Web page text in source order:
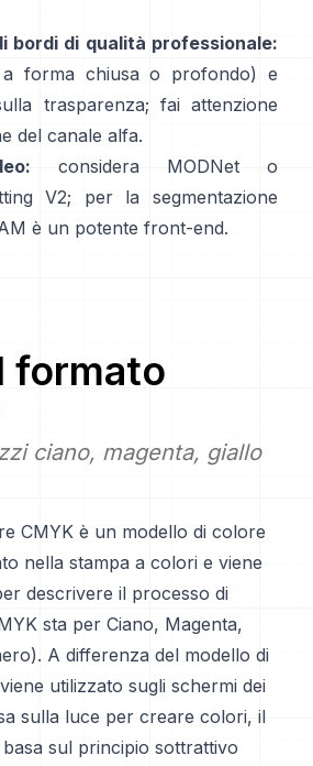
bordi di qualità professionale:
a forma chiusa o profondo) e
trasparenza; fai attenzione
del canale alfa.
considera MODNet o
V2; per la segmentazione
è un potente front-end.
formato
ciano, magenta, giallo
CMYK è un modello di colore
nella stampa a colori e viene
descrivere il processo di
sta per Ciano, Magenta,
A differenza del modello di
utilizzato sugli schermi dei
sulla luce per creare colori, il
sul principio sottrattivo